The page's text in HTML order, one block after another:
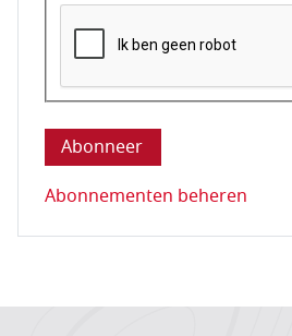
Deze vraag is om te
Abonnementen beheren